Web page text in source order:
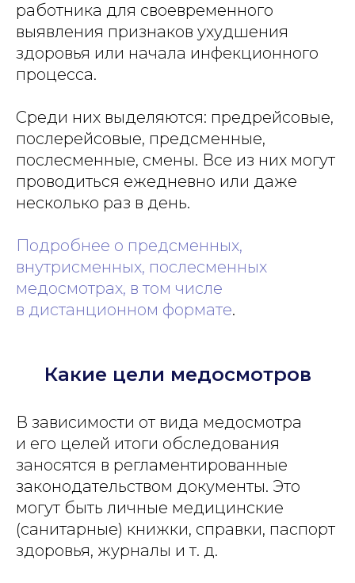
работника для своевременного
выявления признаков ухудшения
здоровья или начала инфекционного
процесса.
Среди них выделяются: предрейсовые,
послерейсовые, предсменные,
послесменные, смены. Все из них могут
проводиться ежедневно или даже
несколько раз в день.
Подробнее о предсменных,
внутрисменных, послесменных
медосмотрах, в том числе
в дистанционном формате.
Какие цели медосмотров
В зависимости от вида медосмотра
и его целей итоги обследования
заносятся в регламентированные
законодательством документы. Это
могут быть личные медицинские
(санитарные) книжки, справки, паспорт
здоровья, журналы и т. д.